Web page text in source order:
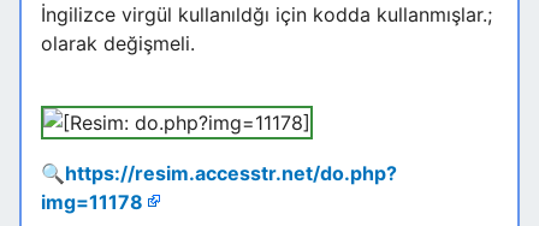
İngilizce virgül kullanıldğı için kodda kullanmışlar.;
olarak değişmeli.
🔍 https://resim.accesstr.net/do.php?
img=11178